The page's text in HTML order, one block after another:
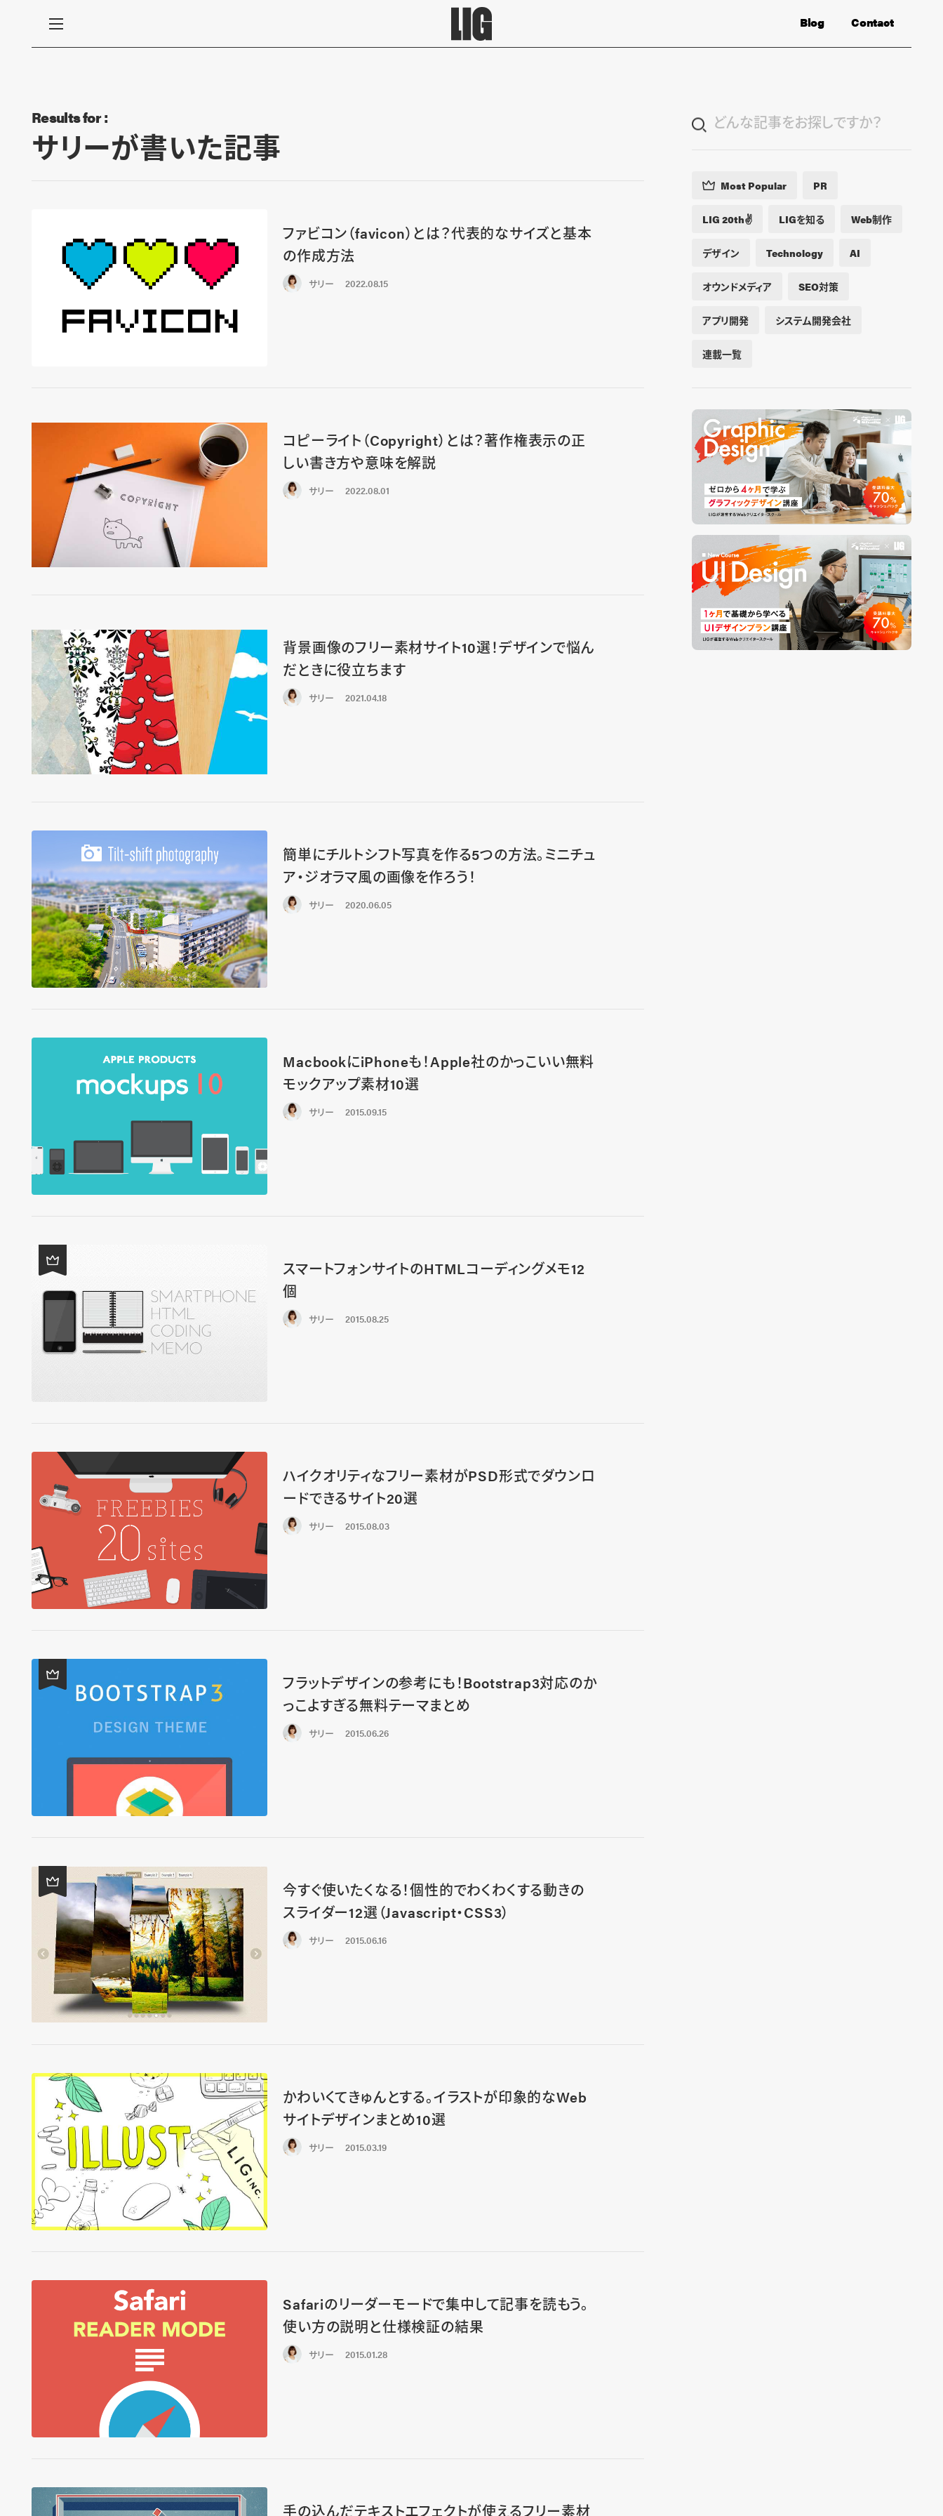
Contact
Blog
Results for :
サリーが書いた記事
ファビコン（favicon）とは？代表的なサイズと基本
の作成方法
サリー 2022.08.15
コピーライト（Copyright）とは？著作権表示の正
しい書き方や意味を解説
サリー 2022.08.01
背景画像のフリー素材サイト10選！デザインで悩ん
だときに役立ちます
サリー 2021.04.18
簡単にチルトシフト写真を作る5つの方法。ミニチュ
ア・ジオラマ風の画像を作ろう！
サリー 2020.06.05
MacbookにiPhoneも！Apple社のかっこいい無料
モックアップ素材10選
サリー 2015.09.15
スマートフォンサイトのHTMLコーディングメモ12
個
サリー 2015.08.25
ハイクオリティなフリー素材がPSD形式でダウンロ
ードできるサイト20選
サリー 2015.08.03
フラットデザインの参考にも！Bootstrap3対応のか
っこよすぎる無料テーマまとめ
サリー 2015.06.26
今すぐ使いたくなる！個性的でわくわくする動きの
スライダー12選（Javascript・CSS3）
サリー 2015.06.16
かわいくてきゅんとする。イラストが印象的なWeb
サイトデザインまとめ10選
サリー 2015.03.19
Safariのリーダーモードで集中して記事を読もう。
使い方の説明と仕様検証の結果
サリー 2015.01.28
手の込んだテキストエフェクトが使えるフリー素材
Most Popular PR
LIG 20th✌️ LIGを知る Web制作
デザイン Technology AI
オウンドメディア SEO対策
アプリ開発 システム開発会社
連載一覧